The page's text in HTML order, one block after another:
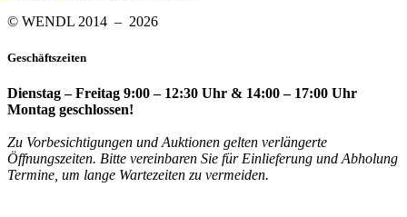
© WENDL 2014 – 2026
Geschäftszeiten
Dienstag – Freitag 9:00 – 12:30 Uhr & 14:00 – 17:00 Uhr
Montag geschlossen!
Zu Vorbesichtigungen und Auktionen gelten verlängerte
Öffnungszeiten. Bitte vereinbaren Sie für Einlieferung und Abholung
Termine, um lange Wartezeiten zu vermeiden.